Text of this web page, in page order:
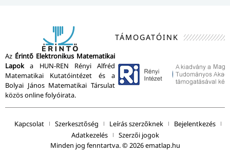
Az Érintő Elektronikus Matematikai
Lapoka HUN-REN Rényi Alfréd
Matematikai Kutatóintézet és a
Bolyai János Matematikai Társulat
közös online folyóirata.
TÁMOGATÓINK
Minden jog fenntartva. © 2026 ematlap.hu
Kapcsolat Szerkesztőség Leírás szerzőknek
Bejelentkezés
Adatkezelés
Szerzői jogok